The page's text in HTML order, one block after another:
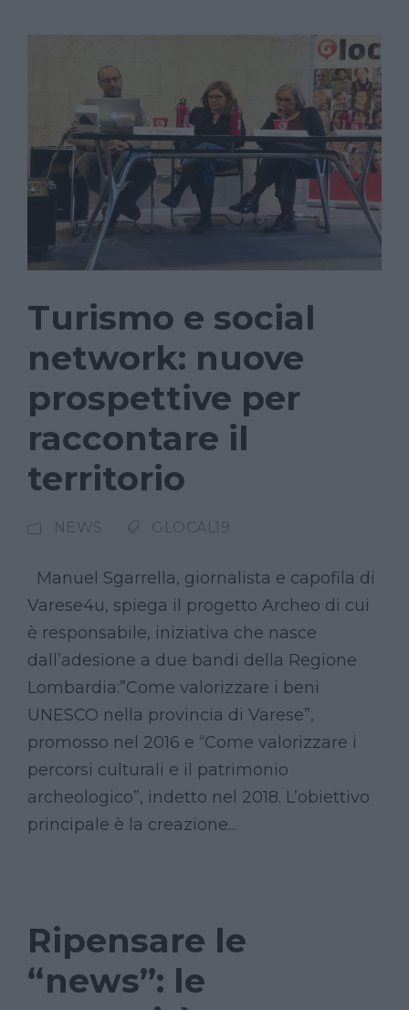
Turismo e social
network: nuove
prospettive per
raccontare il
territorio
NEWS GLOCAL19
Manuel Sgarrella, giornalista e capofila di
Varese4u, spiega il progetto Archeo di cui
è responsabile, iniziativa che nasce
dall’adesione a due bandi della Regione
Lombardia:”Come valorizzare i beni
UNESCO nella provincia di Varese”,
promosso nel 2016 e “Come valorizzare i
percorsi culturali e il patrimonio
archeologico”, indetto nel 2018. L’obiettivo
principale è la creazione...
Ripensare le
“news”: le